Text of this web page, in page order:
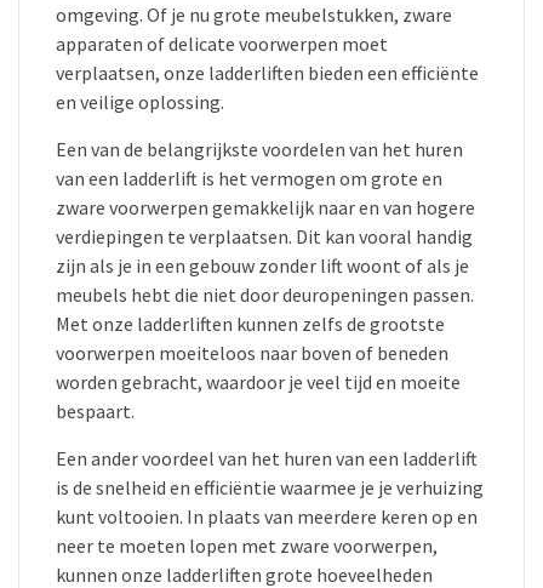
omgeving. Of je nu grote meubelstukken, zware
apparaten of delicate voorwerpen moet
verplaatsen, onze ladderliften bieden een efficiënte
en veilige oplossing.
Een van de belangrijkste voordelen van het huren
van een ladderlift is het vermogen om grote en
zware voorwerpen gemakkelijk naar en van hogere
verdiepingen te verplaatsen. Dit kan vooral handig
zijn als je in een gebouw zonder lift woont of als je
meubels hebt die niet door deuropeningen passen.
Met onze ladderliften kunnen zelfs de grootste
voorwerpen moeiteloos naar boven of beneden
worden gebracht, waardoor je veel tijd en moeite
bespaart.
Een ander voordeel van het huren van een ladderlift
is de snelheid en efficiëntie waarmee je je verhuizing
kunt voltooien. In plaats van meerdere keren op en
neer te moeten lopen met zware voorwerpen,
kunnen onze ladderliften grote hoeveelheden